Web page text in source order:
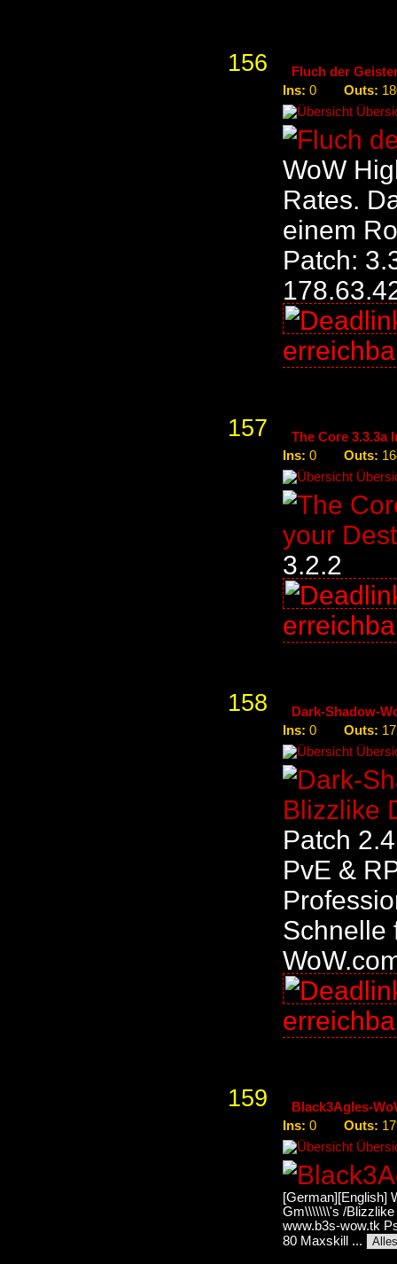
156
Fluch der
Ins: 0 Outs:
WoW
Rates.
einem
Patch:
157
The Core 3.3.3a
Ins: 0 Outs:
3.2.2
158
Dark-Shadow-
Ins: 0 Outs:
Patch
PvE &
Schnelle
159
Black3Agles-
Ins: 0 Outs:
[German][English]
Gm\\\\\\\'s /
www.b3s-wow.tk
80 Maxskill ...